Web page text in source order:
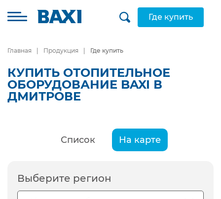
Где купить
Главная Продукция Где купить
КУПИТЬ ОТОПИТЕЛЬНОЕ
ОБОРУДОВАНИЕ BAXI В
ДМИТРОВЕ
Список На карте
Выберите регион